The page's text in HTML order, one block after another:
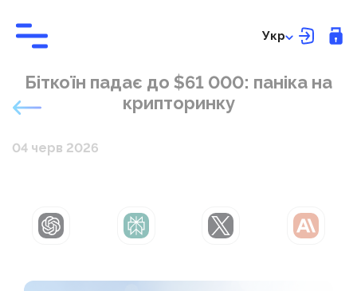
Укр
Біткоїн падає до $61 000: паніка на
крипторинку
04 черв 2026
ChatGPT Perplexity Grok Claude